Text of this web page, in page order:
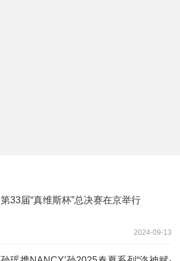
第33届“真维斯杯”总决赛在京举行
2024-09-13